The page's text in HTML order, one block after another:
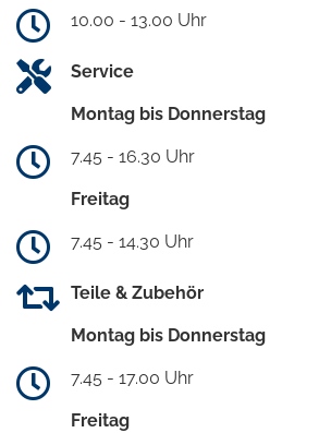
10.00 - 13.00 Uhr
Service
Montag bis Donnerstag
7.45 - 16.30 Uhr
Freitag
7.45 - 14.30 Uhr
Teile & Zubehör
Montag bis Donnerstag
7.45 - 17.00 Uhr
Freitag